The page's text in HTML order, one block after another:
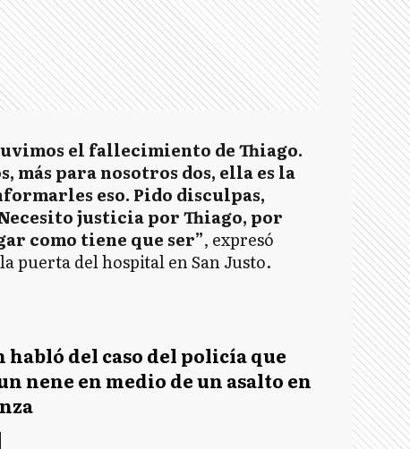
el fallecimiento de Thiago.
más para nosotros dos, ella es la
eso. Pido disculpas,
justicia por Thiago, por
como tiene que ser”, expresó
puerta del hospital en San Justo.
del caso del policía que
nene en medio de un asalto en